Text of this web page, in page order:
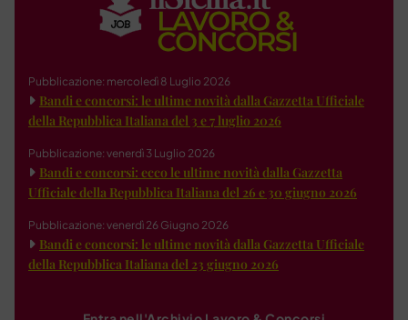
Pubblicazione: mercoledì 8 Luglio 2026
Bandi e concorsi: le ultime novità dalla Gazzetta Ufficiale
della Repubblica Italiana del 3 e 7 luglio 2026
Pubblicazione: venerdì 3 Luglio 2026
Bandi e concorsi: ecco le ultime novità dalla Gazzetta
Ufficiale della Repubblica Italiana del 26 e 30 giugno 2026
Pubblicazione: venerdì 26 Giugno 2026
Bandi e concorsi: le ultime novità dalla Gazzetta Ufficiale
della Repubblica Italiana del 23 giugno 2026